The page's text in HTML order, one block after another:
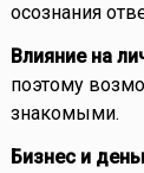
осознания
Влияние на
поэтому
знакомыми.
Бизнес и